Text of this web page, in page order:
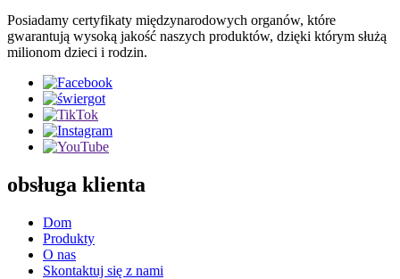
Posiadamy certyfikaty międzynarodowych organów, które
gwarantują wysoką jakość naszych produktów, dzięki którym służą
milionom dzieci i rodzin.
obsługa klienta
Dom
Produkty
O nas
Skontaktuj się z nami